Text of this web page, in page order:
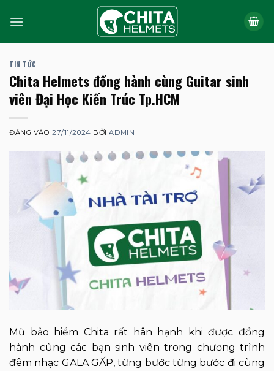
qua
TIN TỨC
Chita Helmets đồng hành cùng Guitar sinh
viên Đại Học Kiến Trúc Tp.HCM
ĐĂNG VÀO27/11/2024 BỞIADMIN
Mũ bảo hiểm Chita rất hân hạnh khi được đồng
hành cùng các bạn sinh viên trong chương trình
đêm nhạc GALA GẤP, từng bước từng bước đi cùng